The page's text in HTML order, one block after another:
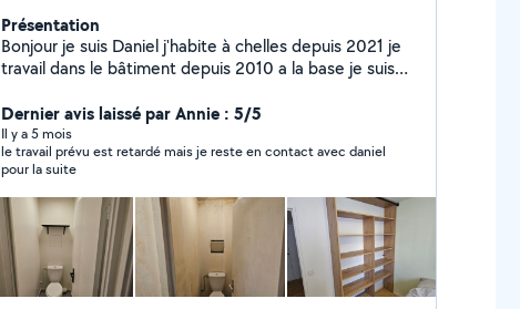
Présentation
Bonjour je suis Daniel j'habite à chelles depuis 2021 je
travail dans le bâtiment depuis 2010 a la base je suis
je travaille avec peinture et matériel professionnel je
dispose aussi de beaucoup des outils pour n'apporte
quels services à domicile
Dernier avis laissé par Annie : 5/5
Il y a 5 mois
le travail prévu est retardé mais je reste en contact avec daniel
pour la suite